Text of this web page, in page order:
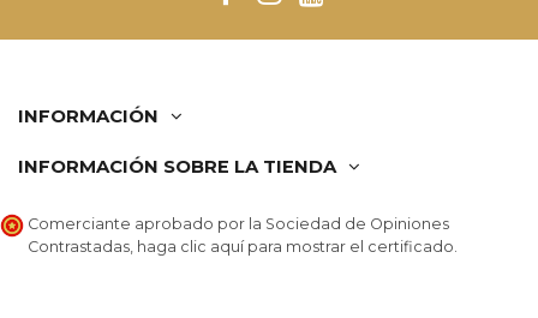
INFORMACIÓN
INFORMACIÓN SOBRE LA TIENDA
Comerciante aprobado por la Sociedad de Opiniones
Contrastadas, haga clic aquí para mostrar el certificado.